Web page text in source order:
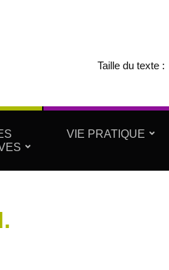
Taille du texte :
VIE PRATIQUE